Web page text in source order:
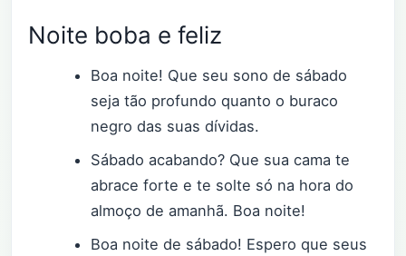
Noite boba e feliz
Boa noite! Que seu sono de sábado
seja tão profundo quanto o buraco
negro das suas dívidas.
Sábado acabando? Que sua cama te
abrace forte e te solte só na hora do
almoço de amanhã. Boa noite!
Boa noite de sábado! Espero que seus